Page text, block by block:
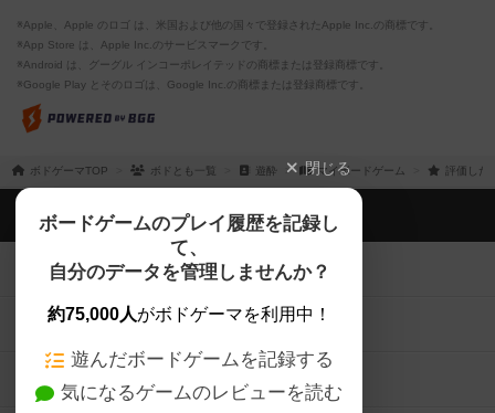
※Apple、Apple のロゴ は、米国および他の国々で登録されたApple Inc.の商標です。
※App Store は、Apple Inc.のサービスマークです。
※Android は、グーグル インコーポレイテッドの商標または登録商標です。
※Google Play とそのロゴは、Google Inc.の商標または登録商標です。
ボドゲーマTOP ボドとも一覧 遊酔 マイボードゲーム 評価した
閉じる
ボードゲームのプレイ履歴を記録し
て、
自分のデータを管理しませんか？
約75,000人がボドゲーマを利用中！
遊んだボードゲームを記録する
気になるゲームのレビューを読む
ボドゲーマTOP
ボードゲームを検索する
ボードゲームの新着レビュー
ボードゲーム会情報